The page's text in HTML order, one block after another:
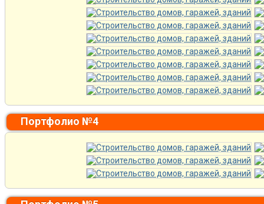
Портфолио №4